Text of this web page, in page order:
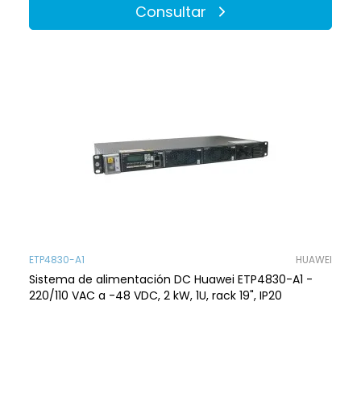
Consultar
ETP4830-A1 HUAWEI
Sistema de alimentación DC Huawei ETP4830-A1 -
220/110 VAC a -48 VDC, 2 kW, 1U, rack 19", IP20